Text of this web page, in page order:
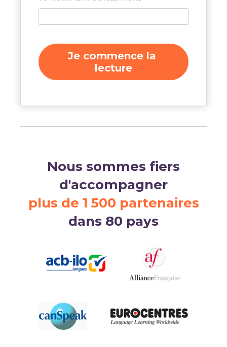
Nous sommes fiers
d'accompagner
plus de 1 500 partenaires
dans 80 pays